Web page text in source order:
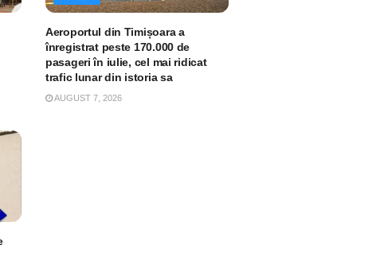
Aeroportul din Timișoara a
înregistrat peste 170.000 de
pasageri în iulie, cel mai ridicat
trafic lunar din istoria sa
AUGUST 7, 2026